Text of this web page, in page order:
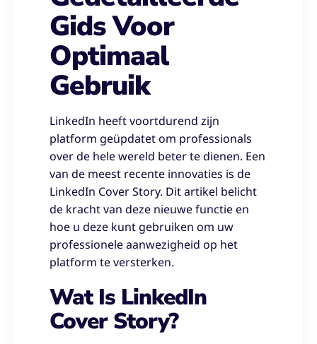
Gids Voor
Optimaal
Gebruik
LinkedIn heeft voortdurend zijn
platform geüpdatet om professionals
over de hele wereld beter te dienen. Een
van de meest recente innovaties is de
LinkedIn Cover Story. Dit artikel belicht
de kracht van deze nieuwe functie en
hoe u deze kunt gebruiken om uw
professionele aanwezigheid op het
platform te versterken.
Wat Is LinkedIn
Cover Story?